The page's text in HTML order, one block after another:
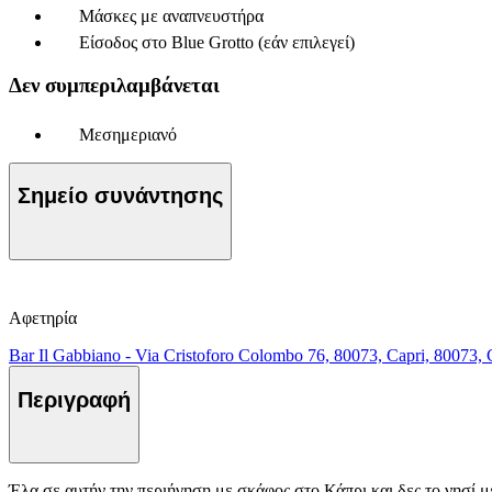
Μάσκες με αναπνευστήρα
Είσοδος στο Blue Grotto (εάν επιλεγεί)
Δεν συμπεριλαμβάνεται
Μεσημεριανό
Σημείο συνάντησης
Αφετηρία
Bar Il Gabbiano - Via Cristoforo Colombo 76, 80073, Capri, 80073,
Περιγραφή